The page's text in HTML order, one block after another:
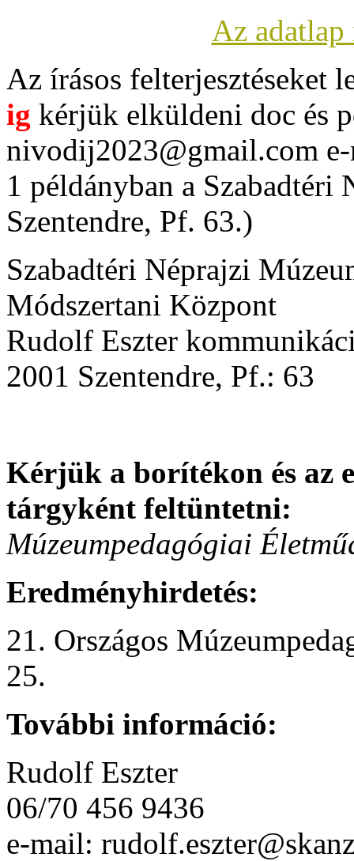
Az
Az írásos felterjesztéseket
ig kérjük elküldeni doc és
nivodij2023@gmail.com
1 példányban a
Szentendre, Pf. 63.)
Szabadtéri Néprajzi
Módszertani Központ
Rudolf Eszter
2001 Szentendre, Pf.: 63
Kérjük a borítékon és az
tárgyként feltüntetni:
Múzeumpedagógiai
Eredményhirdetés:
21. Országos
25.
További információ:
Rudolf Eszter
06/70 456 9436
e-mail: